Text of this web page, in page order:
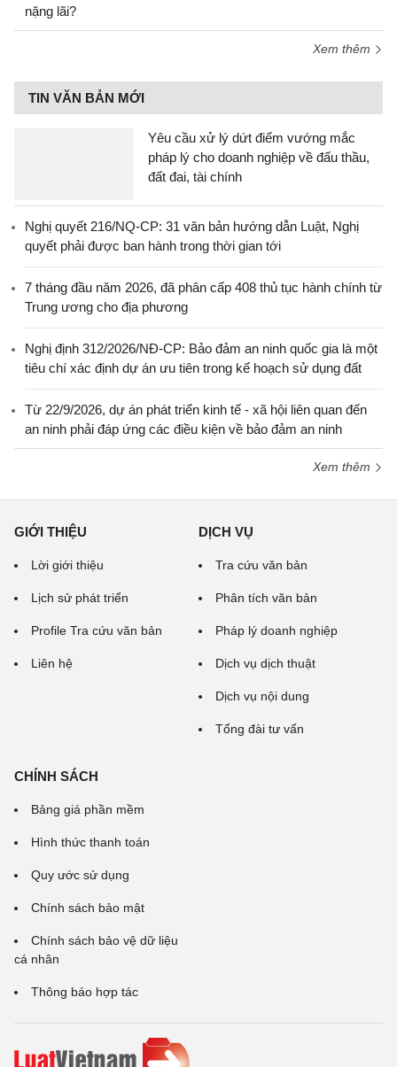
nặng lãi?
Xem thêm
TIN VĂN BẢN MỚI
Yêu cầu xử lý dứt điểm vướng mắc
pháp lý cho doanh nghiệp về đấu thầu,
đất đai, tài chính
Nghị quyết 216/NQ-CP: 31 văn bản hướng dẫn Luật, Nghị
quyết phải được ban hành trong thời gian tới
7 tháng đầu năm 2026, đã phân cấp 408 thủ tục hành chính từ
Trung ương cho địa phương
Nghị định 312/2026/NĐ-CP: Bảo đảm an ninh quốc gia là một
tiêu chí xác định dự án ưu tiên trong kế hoạch sử dụng đất
Từ 22/9/2026, dự án phát triển kinh tế - xã hội liên quan đến
an ninh phải đáp ứng các điều kiện về bảo đảm an ninh
Xem thêm
GIỚI THIỆU
Lời giới thiệu
Lịch sử phát triển
Profile Tra cứu văn bản
Liên hệ
DỊCH VỤ
Tra cứu văn bản
Phân tích văn bản
Pháp lý doanh nghiệp
Dịch vụ dịch thuật
Dịch vụ nội dung
Tổng đài tư vấn
CHÍNH SÁCH
Bảng giá phần mềm
Hình thức thanh toán
Quy ước sử dụng
Chính sách bảo mật
Chính sách bảo vệ dữ liệu
cá nhân
Thông báo hợp tác